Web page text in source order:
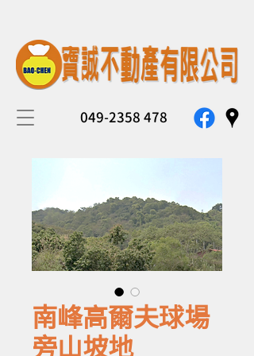
049-2358 478
南峰高爾夫球場
旁山坡地